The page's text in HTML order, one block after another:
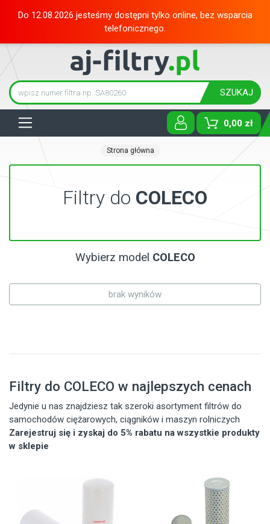
Do 12.08.2026 jesteśmy dostępni tylko online, bez wsparcia
telefonicznego.
SZUKAJ
0,00 zł
Strona główna
Filtry do COLECO
Wybierz model COLECO
brak wyników
Filtry do COLECO w najlepszych cenach
Jedynie u nas znajdziesz tak szeroki asortyment filtrów do
samochodów ciężarowych, ciągników i maszyn rolniczych
Zarejestruj się i zyskaj do 5% rabatu na wszystkie produkty
w sklepie